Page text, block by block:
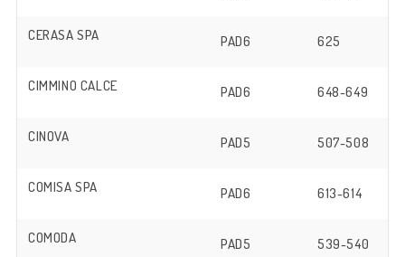
CERASA SPA PAD6 625
CIMMINO CALCE PAD6 648-649
CINOVA PAD5 507-508
COMISA SPA PAD6 613-614
COMODA PAD5 539-540